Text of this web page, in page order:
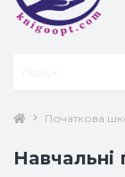
Початкова
Навчальні